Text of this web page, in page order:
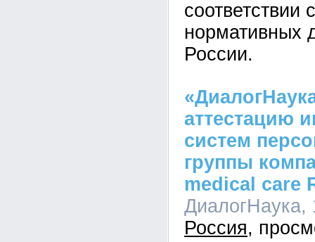
соответствии
нормативных
России.
аттестацию
систем
группы
medical care
ДиалогНаука,
Россия